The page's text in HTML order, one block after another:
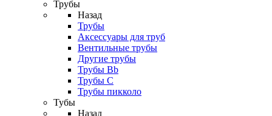
Трубы
Назад
Трубы
Аксессуары для труб
Вентильные трубы
Другие трубы
Трубы Bb
Трубы C
Трубы пикколо
Тубы
Назад